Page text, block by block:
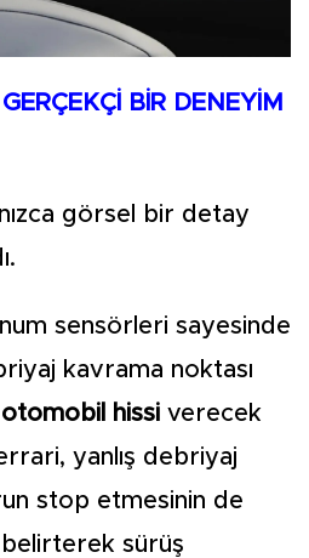
BİR DENEYİM
görsel bir detay
sensörleri sayesinde
kavrama noktası
hissi verecek
yanlış debriyaj
stop etmesinin de
sürüş